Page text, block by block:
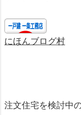
にほんブログ村
注文住宅を検討中